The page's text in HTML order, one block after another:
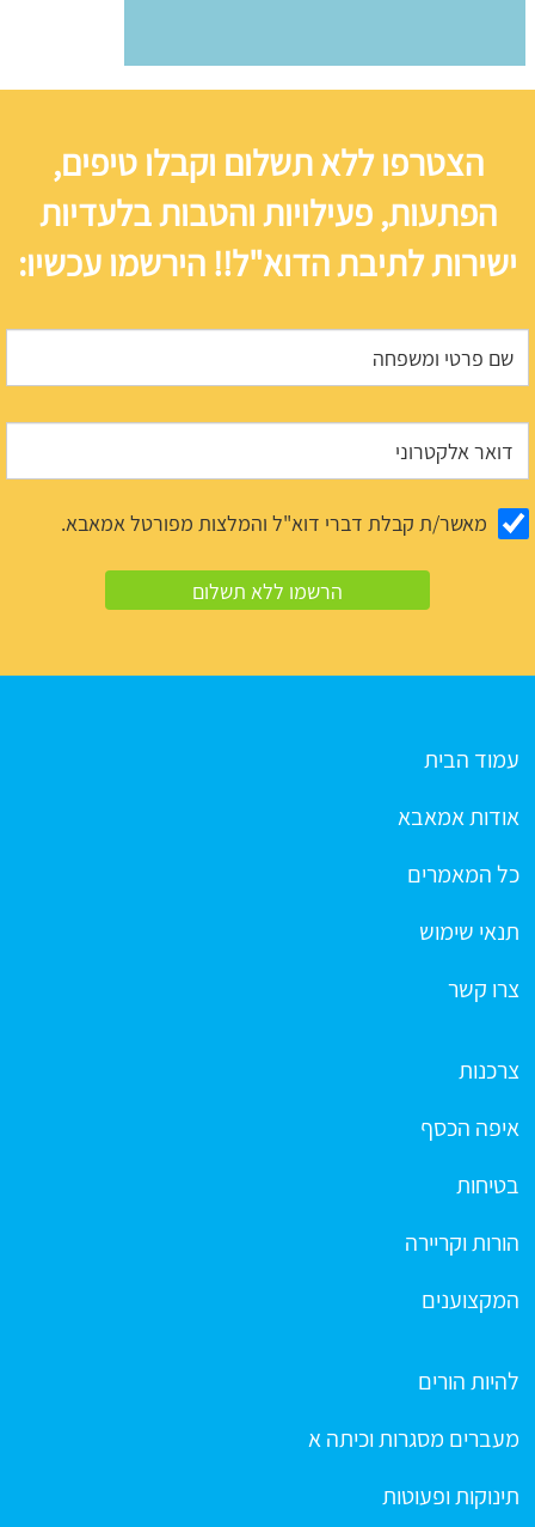
הצטרפו ללא תשלום וקבלו טיפים,
הפתעות, פעילויות והטבות בלעדיות
ישירות לתיבת הדוא"ל!! הירשמו עכשיו:
מאשר/ת קבלת דברי דוא"ל והמלצות מפורטל אמאבא.
עמוד הבית
אודות אמאבא
כל המאמרים
תנאי שימוש
צרו קשר
צרכנות
איפה הכסף
בטיחות
הורות וקריירה
המקצוענים
להיות הורים
מעברים מסגרות וכיתה א
תינוקות ופעוטות